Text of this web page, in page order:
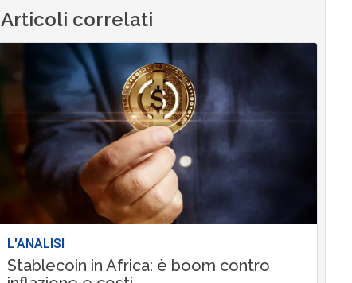
Articoli correlati
L'ANALISI
Stablecoin in Africa: è boom contro